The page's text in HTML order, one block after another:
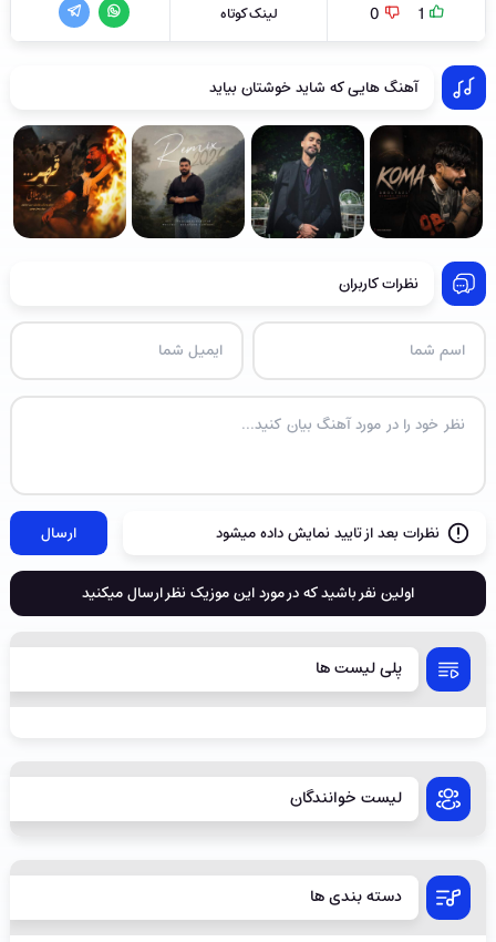
1
0 لینک کوتاه
آهنگ هایی که شاید خوشتان بیاید
نظرات کاربران
نظرات بعد از تایید نمایش داده میشود ارسال
اولین نفر باشید که در مورد این موزیک نظر ارسال میکنید
پلی لیست ها
لیست خوانندگان
دسته بندی ها